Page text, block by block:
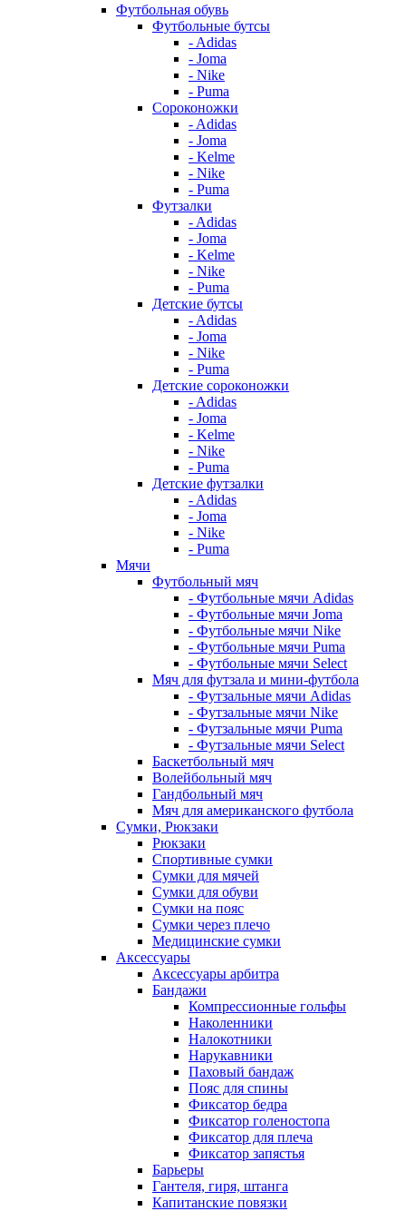
Футбольная обувь
Футбольные бутсы
- Adidas
- Joma
- Nike
- Puma
Сороконожки
- Adidas
- Joma
- Kelme
- Nike
- Puma
Футзалки
- Adidas
- Joma
- Kelme
- Nike
- Puma
Детские бутсы
- Adidas
- Joma
- Nike
- Puma
Детские сороконожки
- Adidas
- Joma
- Kelme
- Nike
- Puma
Детские футзалки
- Adidas
- Joma
- Nike
- Puma
Мячи
Футбольный мяч
- Футбольные мячи Adidas
- Футбольные мячи Joma
- Футбольные мячи Nike
- Футбольные мячи Puma
- Футбольные мячи Select
Мяч для футзала и мини-футбола
- Футзальные мячи Adidas
- Футзальные мячи Nike
- Футзальные мячи Puma
- Футзальные мячи Select
Баскетбольный мяч
Волейбольный мяч
Гандбольный мяч
Мяч для американского футбола
Сумки, Рюкзаки
Рюкзаки
Спортивные сумки
Сумки для мячей
Сумки для обуви
Сумки на пояс
Сумки через плечо
Медицинские сумки
Аксессуары
Аксессуары арбитра
Бандажи
Компрессионные гольфы
Наколенники
Налокотники
Нарукавники
Паховый бандаж
Пояс для спины
Фиксатор бедра
Фиксатор голеностопа
Фиксатор для плеча
Фиксатор запястья
Барьеры
Гантеля, гиря, штанга
Капитанские повязки